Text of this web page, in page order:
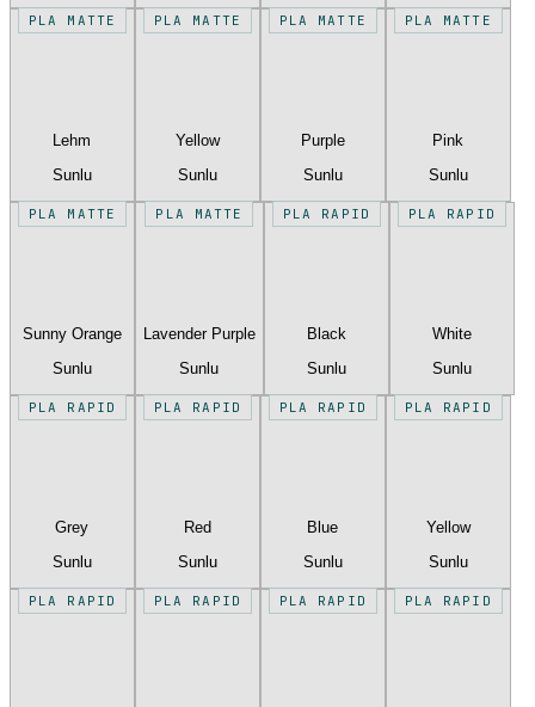
PLA MATTE
Lehm
Sunlu
PLA MATTE
Yellow
Sunlu
PLA MATTE
Purple
Sunlu
PLA MATTE
Pink
Sunlu
PLA MATTE
Sunny Orange
Sunlu
PLA MATTE
Lavender Purple
Sunlu
PLA RAPID
Black
Sunlu
PLA RAPID
White
Sunlu
PLA RAPID
Grey
Sunlu
PLA RAPID
Red
Sunlu
PLA RAPID
Blue
Sunlu
PLA RAPID
Yellow
Sunlu
PLA RAPID PLA RAPID PLA RAPID PLA RAPID